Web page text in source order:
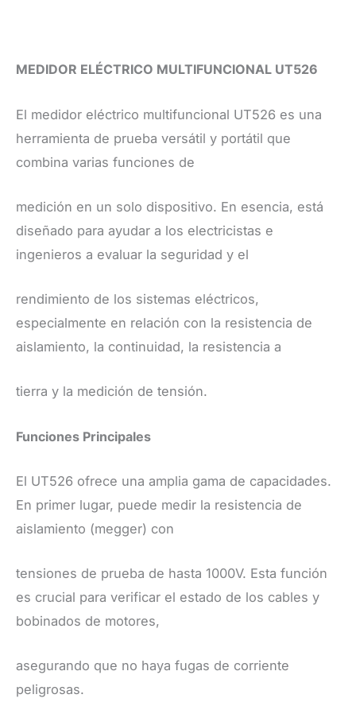
MEDIDOR ELÉCTRICO MULTIFUNCIONAL UT526
El medidor eléctrico multifuncional UT526 es una
herramienta de prueba versátil y portátil que
combina varias funciones de
medición en un solo dispositivo. En esencia, está
diseñado para ayudar a los electricistas e
ingenieros a evaluar la seguridad y el
rendimiento de los sistemas eléctricos,
especialmente en relación con la resistencia de
aislamiento, la continuidad, la resistencia a
tierra y la medición de tensión.
​Funciones Principales
​El UT526 ofrece una amplia gama de capacidades.
En primer lugar, puede medir la resistencia de
aislamiento (megger) con
tensiones de prueba de hasta 1000V. Esta función
es crucial para verificar el estado de los cables y
bobinados de motores,
asegurando que no haya fugas de corriente
peligrosas.